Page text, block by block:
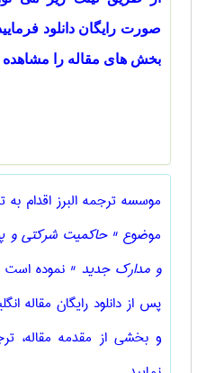
صورت رایگان دانلود
بخش های مقاله را مشاهده
موسسه ترجمه البرز اقدام به
موضوع" حاکمیت شرکتی و
و مدارک جدید " نموده است
پس از دانلود رایگان مقاله
و بخشی از مقدمه مقاله،